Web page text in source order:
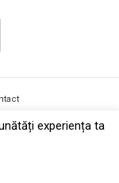
experiența ta